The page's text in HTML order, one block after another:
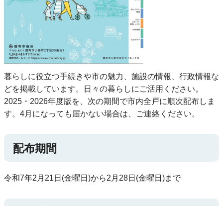
暮らしに役立つ手続きや市の魅力、施設の情報、行政情報な
どを掲載しています。日々の暮らしにご活用ください。
2025・2026年度版を、次の期間で市内全戸に順次配布しま
す。4月になっても届かない場合は、ご連絡ください。
配布期間
令和7年2月21日(金曜日)から2月28日(金曜日)まで